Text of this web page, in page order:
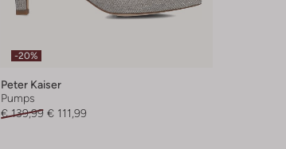
-20%
Peter Kaiser
Pumps
€ 139,99 € 111,99